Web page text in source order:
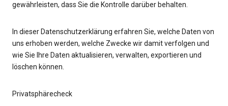
gewährleisten, dass Sie die Kontrolle darüber behalten.
In dieser Datenschutzerklärung erfahren Sie, welche Daten von
uns erhoben werden, welche Zwecke wir damit verfolgen und
wie Sie Ihre Daten aktualisieren, verwalten, exportieren und
löschen können.
Privatsphärecheck